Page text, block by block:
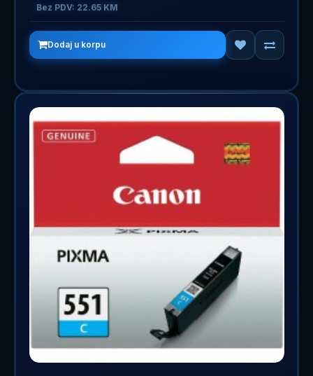
Bez PDV: 22.65 KM
Dodaj u korpu